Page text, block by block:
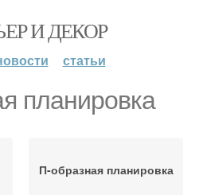
И ДЕКОР
статьи
планировка
П-образная планировка